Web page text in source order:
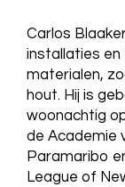
Carlos
installaties en
materialen,
hout. Hij is
woonachtig
de Academie
Paramaribo
League of